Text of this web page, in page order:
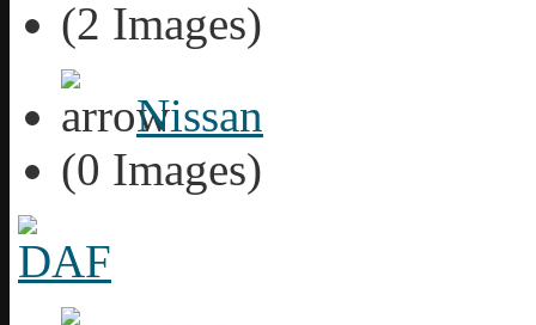
(2 Images)
Nissan
(0 Images)